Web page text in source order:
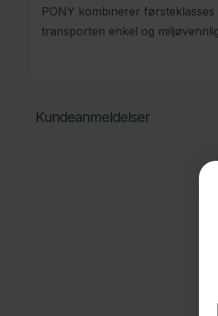
PONY kombinerer
transporten enkel og
Kundeanmeldelser